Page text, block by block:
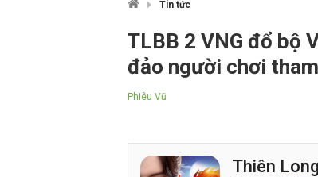
Tin tức
TLBB 2 VNG đổ bộ
đảo người chơi
Phiêu Vũ
Thiên